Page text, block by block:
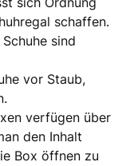
schaffen.
sind
vor Staub,
verfügen über
den Inhalt
Box öffnen zu